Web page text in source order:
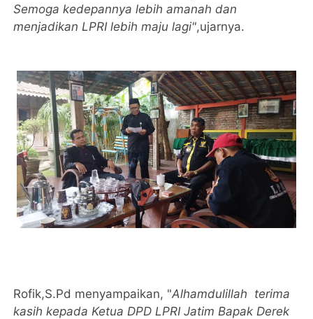
Semoga kedepannya lebih amanah dan
menjadikan LPRI lebih maju lagi",ujarnya.
Rofik,S.Pd menyampaikan, "Alhamdulillah terima
kasih kepada Ketua DPD LPRI Jatim Bapak Derek